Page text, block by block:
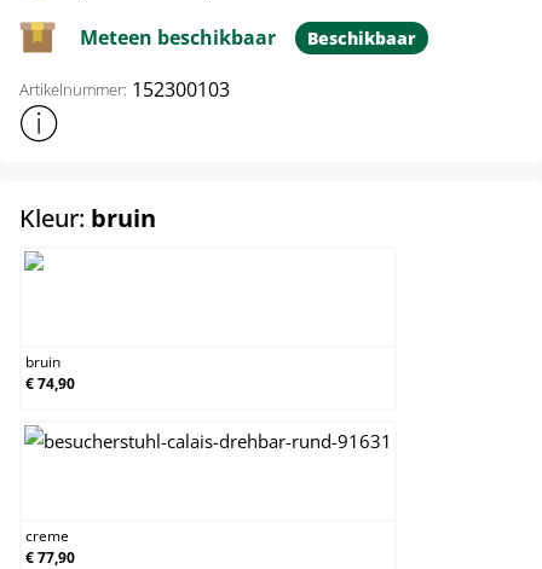
Meteen beschikbaar Beschikbaar
Artikelnummer: 152300103
Toon meer productinformatie
Kleur: bruin
bruin
€ 74,90
creme
€ 77,90